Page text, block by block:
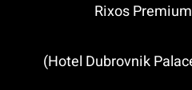
מלון ריקסוס בדוברובניק (Rixos Premium